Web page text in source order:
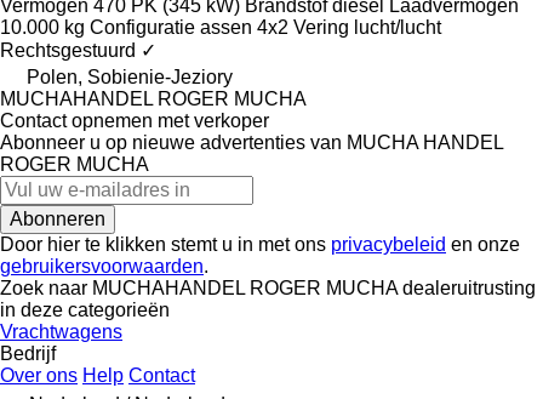
Vermogen 470 PK (345 kW) Brandstof diesel
Laadvermogen
10.000 kg Configuratie assen 4x2 Vering lucht/lucht
Rechtsgestuurd ✓
Polen, Sobienie-Jeziory
MUCHAHANDEL ROGER MUCHA
Contact opnemen met verkoper
Abonneer u op nieuwe advertenties van MUCHA HANDEL
ROGER MUCHA
Abonneren
Door hier te klikken stemt u in met ons privacybeleid en onze
gebruikersvoorwaarden.
Zoek naar MUCHAHANDEL ROGER MUCHA dealeruitrusting
in deze categorieën
Vrachtwagens
Bedrijf
Over ons Help Contact